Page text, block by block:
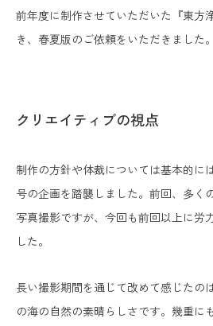
前年度に制作させていただいた『東方
き、春夏版のご依頼をいただきました。
クリエイティブの視点
制作の方針や体裁については基本的に
号の企画を踏襲しました。前回、多く
写真撮影ですが、今回も前回以上に労
した。
長い撮影期間を通じて改めて感じたの
の海の自然の素晴らしさです。幾重に